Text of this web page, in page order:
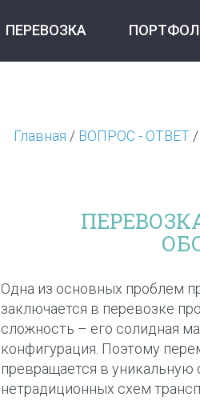
ПЕРЕВОЗКА
Главная / ВОПРОС - ОТВЕТ
Одна из основных проблем
заключается в перевозке
сложность – его солидная
конфигурация. Поэтому
превращается в уникальную
нетрадиционных схем